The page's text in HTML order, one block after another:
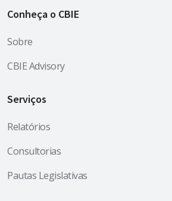
Conheça o CBIE
Sobre
CBIE Advisory
Serviços
Relatórios
Consultorias
Pautas Legislativas